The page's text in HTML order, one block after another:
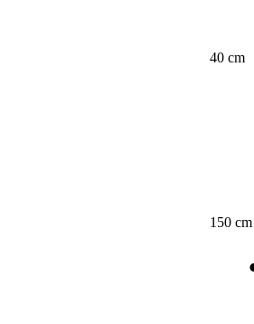
40 cm
150 cm